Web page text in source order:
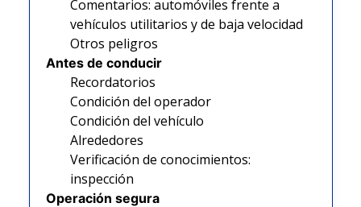
Comentarios: automóviles frente a
vehículos utilitarios y de baja velocidad
Otros peligros
Antes de conducir
Recordatorios
Condición del operador
Condición del vehículo
Alrededores
Verificación de conocimientos:
inspección
Operación segura